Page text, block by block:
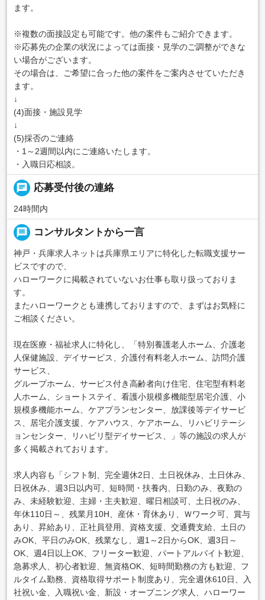
ます。
※複数の面接設定も可能です。他の案件もご紹介できます。
※応募先の企業の状況によっては面接・見学のご調整ができな
い場合がございます。
その場合は、ご希望に合った他の案件をご案内させていただき
ます。
↓
(4)面接・施設見学
↓
(5)採否のご連絡
・1～2週間以内にご連絡いたします。
・入職日応相談。
chat 応募受付後の連絡
24時間内
message コンサルタントから一言
神戸・兵庫求人ネットは兵庫県エリアに特化した転職支援サー
ビスですので、
ハローワークに掲載されていないお仕事も取り扱っておりま
す。
またハローワークとも連携しておりますので、まずはお気軽に
ご相談ください。
現在医療・福祉求人に特化し、「特別養護老人ホーム、介護老
人保健施設、デイサービス、介護付有料老人ホーム、訪問介護
サービス、
グループホーム、サービス付き高齢者向け住宅、住宅型有料老
人ホーム、ショートステイ、看護小規模多機能型居宅介護、小
規模多機能ホーム、ケアプランセンター、放課後等デイサービ
ス、居宅介護支援、ケアハウス、ケアホーム、リハビリテーシ
ョンセンター、リハビリ型デイサービス、」等の施設の求人が
多く掲載されております。
求人内容も「シフト制、完全週休2日、土日祝休み、土日休み、
日祝休み、週3日以内可、短時間・扶養内、日勤のみ、夜勤の
み、未経験歓迎、主婦・主夫歓迎、曜日相談可、土日祝のみ、
年休110日～、残業月10H、産休・育休あり、Ｗワーク可、賞与
あり、昇給あり、正社員登用、資格支援、交通費支給、土日の
みOK、平日のみOK、残業なし、週1～2日からOK、週3日～
OK、週4日以上OK、フリーター歓迎、パートアルバイト歓迎、
急募求人、初心者歓迎、無資格OK、短時間勤務の方も歓迎、フ
ルタイム勤務、資格取得サポート制度あり、完全週休610日、入
社祝い金、入職祝い金、新設・オープニング求人、ハローワー